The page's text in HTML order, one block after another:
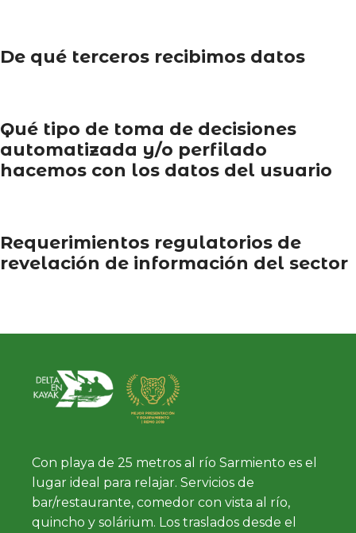
De qué terceros recibimos datos
Qué tipo de toma de decisiones
automatizada y/o perfilado
hacemos con los datos del usuario
Requerimientos regulatorios de
revelación de información del sector
Con playa de 25 metros al río Sarmiento es el
lugar ideal para relajar. Servicios de
bar/restaurante, comedor con vista al río,
quincho y solárium. Los traslados desde el